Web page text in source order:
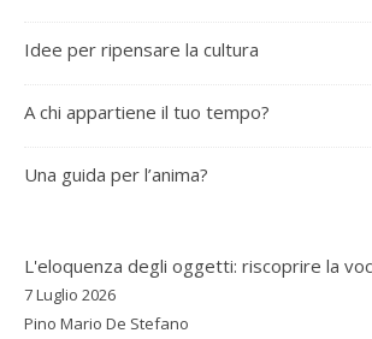
Idee per ripensare la cultura
A chi appartiene il tuo tempo?
Una guida per l’anima?
L'eloquenza degli oggetti: riscoprire la
7 Luglio 2026
Pino Mario De Stefano